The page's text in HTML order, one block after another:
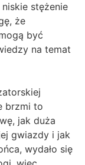
stężenie
że
być
na temat
brzmi to
jak duża
gwiazdy i jak
wydało się